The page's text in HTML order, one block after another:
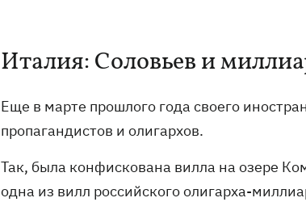
Италия: Соловьев и
Еще в марте прошлого года своего
пропагандистов и олигархов.
Так, была конфискована вилла на озере
одна из вилл российского олигарха-